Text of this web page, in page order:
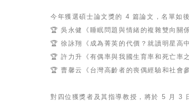
今年獲選碩士論文獎的 4 篇論文，名單如
🏆 吳永健《睡眠問題與情緒的複雜雙向關
🏆 徐詠翔《成為菁英的代價？就讀明星高
🏆 許力升《有偶率與我國生育率和死亡率
🏆 曹馨云《台灣高齡者的喪偶經驗和社會
對四位獲獎者及其指導教授，將於 5 月 3